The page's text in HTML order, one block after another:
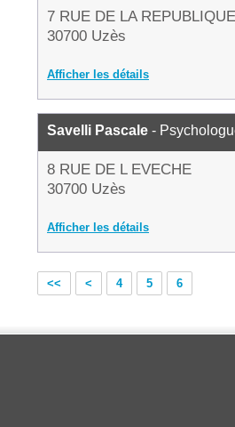
7 RUE DE LA REPUBLIQUE
30700 Uzès
Afficher les détails
Savelli Pascale -
8 RUE DE L EVECHE
30700 Uzès
Afficher les détails
<< < 4 5 6